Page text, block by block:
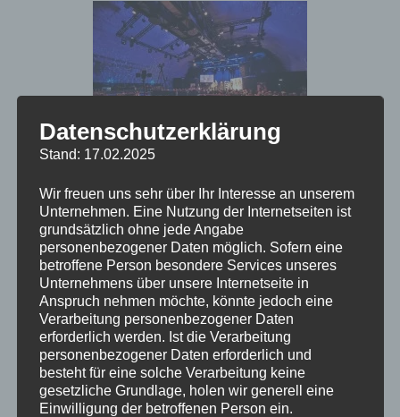
Datenschutzerklärung
Stand: 17.02.2025
Wir freuen uns sehr über Ihr Interesse an unserem
Unternehmen. Eine Nutzung der Internetseiten ist
grundsätzlich ohne jede Angabe
personenbezogener Daten möglich. Sofern eine
betroffene Person besondere Services unseres
Unternehmens über unsere Internetseite in
Anspruch nehmen möchte, könnte jedoch eine
Verarbeitung personenbezogener Daten
erforderlich werden. Ist die Verarbeitung
personenbezogener Daten erforderlich und
besteht für eine solche Verarbeitung keine
gesetzliche Grundlage, holen wir generell eine
Einwilligung der betroffenen Person ein.